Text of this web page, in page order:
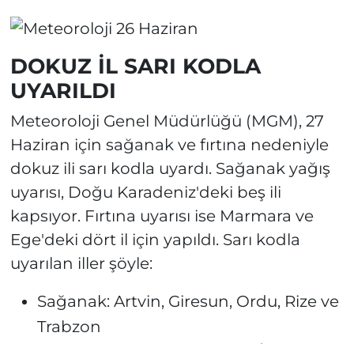
DOKUZ İL SARI KODLA
UYARILDI
Meteoroloji Genel Müdürlüğü (MGM), 27
Haziran için sağanak ve fırtına nedeniyle
dokuz ili sarı kodla uyardı. Sağanak yağış
uyarısı, Doğu Karadeniz'deki beş ili
kapsıyor. Fırtına uyarısı ise Marmara ve
Ege'deki dört il için yapıldı. Sarı kodla
uyarılan iller şöyle:
Sağanak: Artvin, Giresun, Ordu, Rize ve
Trabzon